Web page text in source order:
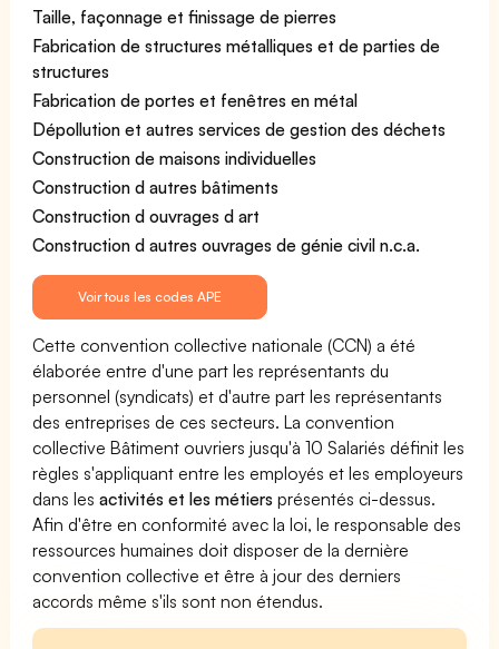
Taille, façonnage et finissage de pierres
Fabrication de structures métalliques et de parties de
structures
Fabrication de portes et fenêtres en métal
Dépollution et autres services de gestion des déchets
Construction de maisons individuelles
Construction d autres bâtiments
Construction d ouvrages d art
Construction d autres ouvrages de génie civil n.c.a.
Voir tous les codes APE
Cette convention collective nationale (CCN) a été
élaborée entre d'une part les représentants du
personnel (syndicats) et d'autre part les représentants
des entreprises de ces secteurs. La convention
collective Bâtiment ouvriers jusqu'à 10 Salariés définit les
règles s'appliquant entre les employés et les employeurs
dans lesactivités et les métiers présentés ci-dessus.
Afin d'être en conformité avec la loi, le responsable des
ressources humaines doit disposer de la dernière
convention collective et être à jour des derniers
accords même s'ils sont non étendus.